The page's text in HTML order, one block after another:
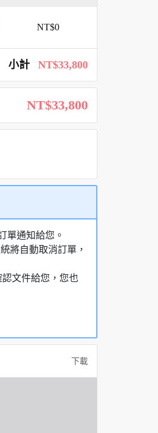
NT$0
小計 NT$33,800
NT$33,800
單通知給您。
將自動取消訂單，
文件給您，您也
下載